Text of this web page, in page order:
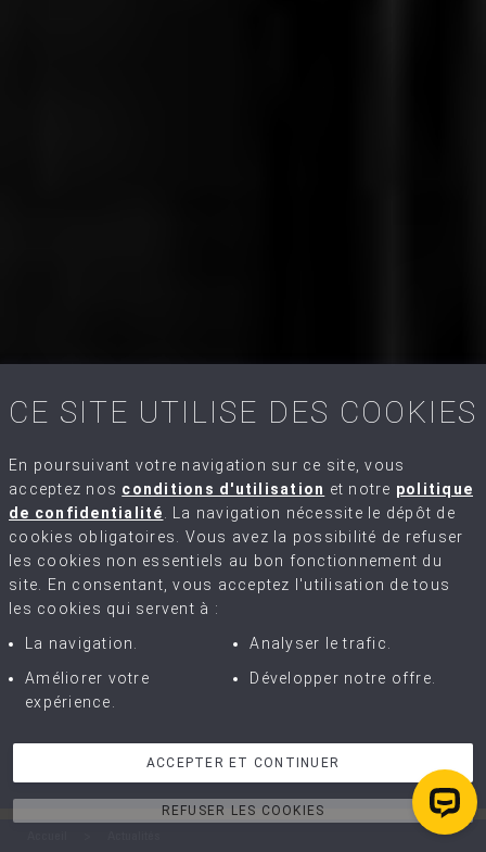
CE SITE UTILISE DES COOKIES
En poursuivant votre navigation sur ce site, vous
acceptez nos conditions d'utilisation et notre politique
de confidentialité . La navigation nécessite le dépôt de
cookies obligatoires. Vous avez la possibilité de refuser
les cookies non essentiels au bon fonctionnement du
site. En consentant, vous acceptez l'utilisation de tous
les cookies qui servent à :
La navigation.
Analyser le trafic.
Améliorer votre
expérience.
Développer notre offre.
ACCEPTER ET CONTINUER
REFUSER LES COOKIES